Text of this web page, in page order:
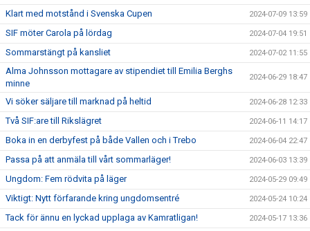
Klart med motstånd i Svenska Cupen 2024-07-09 13:59
SIF möter Carola på lördag 2024-07-04 19:51
Sommarstängt på kansliet 2024-07-02 11:55
Alma Johnsson mottagare av stipendiet till Emilia Berghs
minne
2024-06-29 18:47
Vi söker säljare till marknad på heltid 2024-06-28 12:33
Två SIF:are till Rikslägret 2024-06-11 14:17
Boka in en derbyfest på både Vallen och i Trebo 2024-06-04 22:47
Passa på att anmäla till vårt sommarläger! 2024-06-03 13:39
Ungdom: Fem rödvita på läger 2024-05-29 09:49
Viktigt: Nytt förfarande kring ungdomsentré 2024-05-24 10:24
Tack för ännu en lyckad upplaga av Kamratligan! 2024-05-17 13:36